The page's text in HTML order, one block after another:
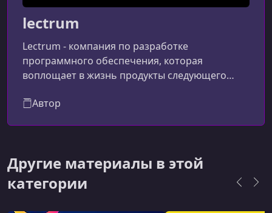
lectrum
Lectrum - компания по разработке
программного обеспечения, которая
воплощает в жизнь продукты следующего
сложных, высоконагруженных веб-
Автор
Другие материалы в этой
категории